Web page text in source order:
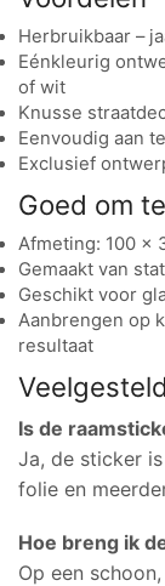
Herbruikbaar –
Eénkleurig
of wit
Knusse
Eenvoudig aan
Exclusief
Goed om
Afmeting: 100 x
Gemaakt van
Geschikt voor
Aanbrengen op
resultaat
Is de
Ja, de sticker
folie en
Hoe breng ik
Op een